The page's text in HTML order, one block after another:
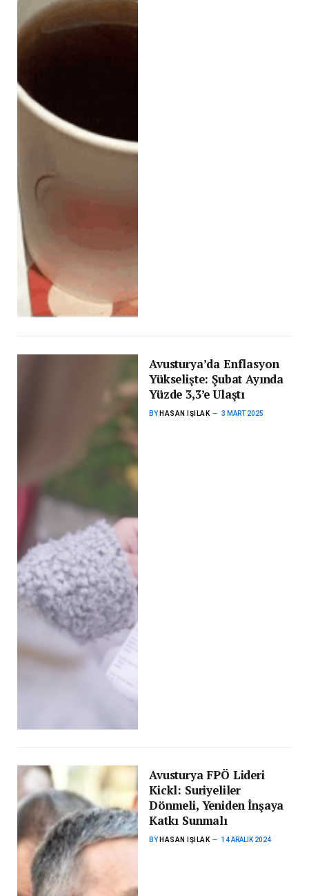
Avusturya’da Enflasyon
Yükselişte: Şubat Ayında
Yüzde 3,3’e Ulaştı
BY HASAN IŞILAK 3 MART 2025
Avusturya FPÖ Lideri
Kickl: Suriyeliler
Dönmeli, Yeniden İnşaya
Katkı Sunmalı
BY HASAN IŞILAK 14 ARALIK 2024